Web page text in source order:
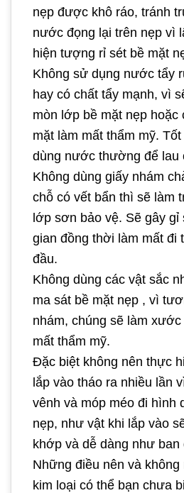
nẹp được khô ráo, tránh
nước đọng lại trên nẹp vì
hiện tượng rỉ sét bề mặt
Không sử dụng nước tẩy
hay có chất tẩy mạnh, vì
mòn lớp bề mặt nẹp hoặc
mặt làm mất thẩm mỹ.
dùng nước thường để lau
Không dùng giấy nhám
chỗ có vết bẩn thì sẽ làm
lớp sơn bảo vệ. Sẽ gây gỉ
gian đồng thời làm mất đi
đầu.
Không dùng các vật sắc
ma sát bề mặt nẹp , vì
nhám, chúng sẽ làm
mất thẩm mỹ.
Đặc biệt không nên thực
lắp vào tháo ra nhiều lần
vênh và móp méo đi hình
nẹp, như vật khi lắp vào
khớp và dễ dàng như ban
Những điều nên và
kim loại có thể bạn chưa